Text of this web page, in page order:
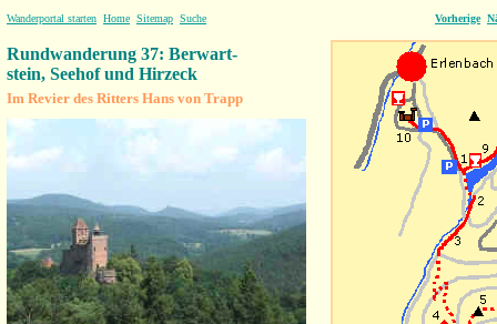
Wanderportal starten Home Sitemap Suche Vorherige
Rundwanderung 37: Berwart-
stein, Seehof und Hirzeck
Im Revier des Ritters Hans von Trapp